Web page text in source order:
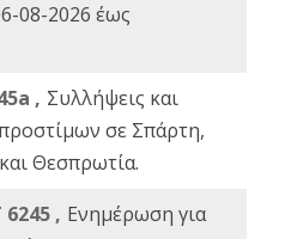
08-2026 έως
, Συλλήψεις και
σε Σπάρτη,
Θεσπρωτία.
, Ενημέρωση για